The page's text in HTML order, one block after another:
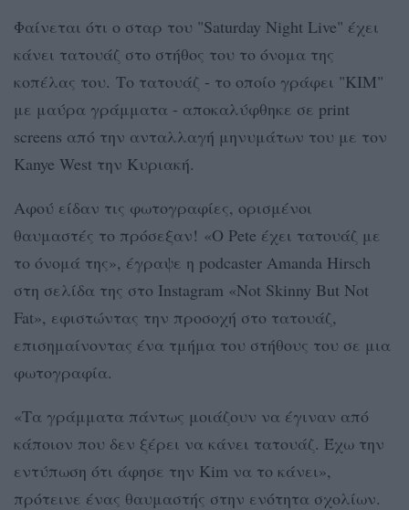
Φαίνεται ότι ο σταρ του "Saturday Night Live" έχει
κάνει τατουάζ στο στήθος του το όνομα της
κοπέλας του. Το τατουάζ - το οποίο γράφει "KIM"
με μαύρα γράμματα - αποκαλύφθηκε σε print
screens από την ανταλλαγή μηνυμάτων του με τον
Kanye West την Κυριακή.
Αφού είδαν τις φωτογραφίες, ορισμένοι
θαυμαστές το πρόσεξαν! «Ο Pete έχει τατουάζ με
το όνομά της», έγραψε η podcaster Amanda Hirsch
στη σελίδα της στο Instagram «Not Skinny But Not
Fat», εφιστώντας την προσοχή στο τατουάζ,
επισημαίνοντας ένα τμήμα του στήθους του σε μια
φωτογραφία.
«Τα γράμματα πάντως μοιάζουν να έγιναν από
κάποιον που δεν ξέρει να κάνει τατουάζ. Έχω την
εντύπωση ότι άφησε την Kim να το κάνει»,
πρότεινε ένας θαυμαστής στην ενότητα σχολίων.